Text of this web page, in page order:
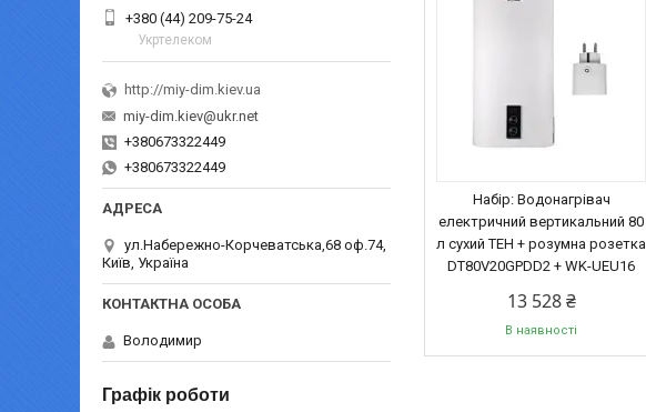
Набір: Водонагрівач
електричний вертикальний 80
л сухий ТЕН + розумна розетка
DT80V20GPDD2 + WK-UEU16
13 528 ₴
В наявності
+380 (44) 209-75-24
Укртелеком
http://miy-dim.kiev.ua
miy-dim.kiev@ukr.net
+380673322449
+380673322449
ул.Набережно-Корчеватська,68 оф.74,
Київ, Україна
Володимир
Графік роботи